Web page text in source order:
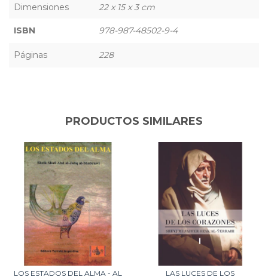
Dimensiones 22 x 15 x 3 cm
ISBN 978-987-48502-9-4
Páginas 228
PRODUCTOS SIMILARES
LOS ESTADOS DEL ALMA - AL
LAS LUCES DE LOS